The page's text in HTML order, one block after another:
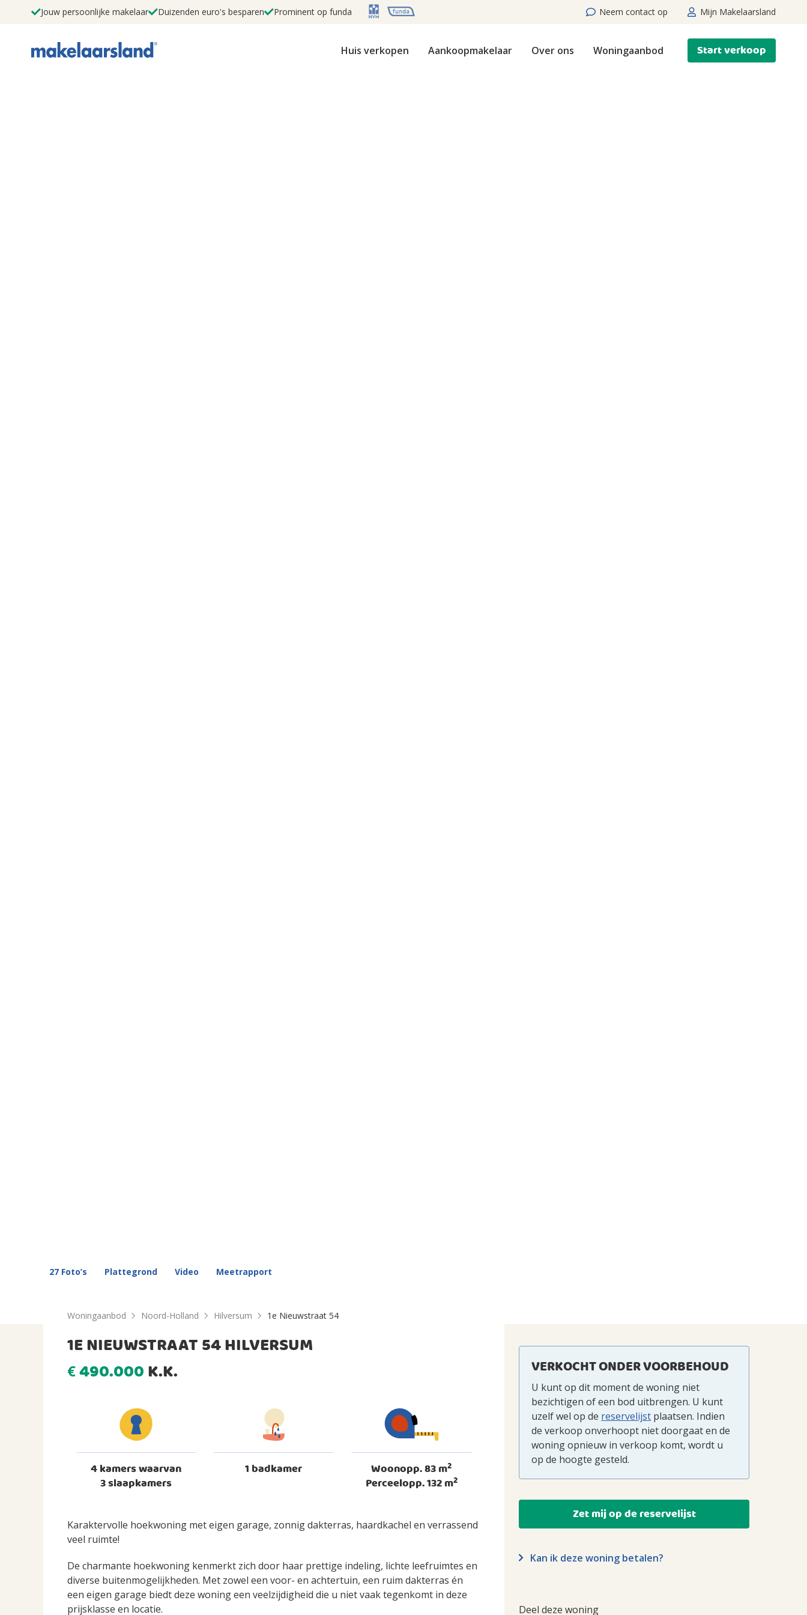
Jouw persoonlijke makelaar Duizenden euro's besparen Prominent op funda Neem contact op Mijn Makelaarsland
Huis verkopen Aankoopmakelaar Over ons Woningaanbod Start verkoop
27 Foto’s Plattegrond Video Meetrapport
Woningaanbod Noord-Holland Hilversum 1e Nieuwstraat 54
1E NIEUWSTRAAT 54 HILVERSUM
€490.000K.K.
4 kamers waarvan
3 slaapkamers
1 badkamer Woonopp. 83 m2
Perceelopp. 132 m2
Karaktervolle hoekwoning met eigen garage, zonnig dakterras, haardkachel en verrassend
veel ruimte!
De charmante hoekwoning kenmerkt zich door haar prettige indeling, lichte leefruimtes en
diverse buitenmogelijkheden. Met zowel een voor- en achtertuin, een ruim dakterras én
een eigen garage biedt deze woning een veelzijdigheid die u niet vaak tegenkomt in deze
prijsklasse en locatie.
VERKOCHT ONDER VOORBEHOUD
U kunt op dit moment de woning niet
bezichtigen of een bod uitbrengen. U kunt
uzelf wel op de reservelijst plaatsen. Indien
de verkoop onverhoopt niet doorgaat en de
woning opnieuw in verkoop komt, wordt u
op de hoogte gesteld.
Zet mij op de reservelijst
Kan ik deze woning betalen?
Deel deze woning